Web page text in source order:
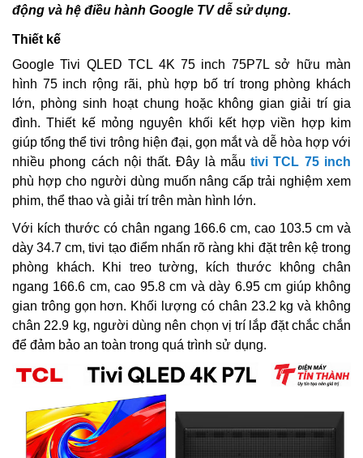
động và hệ điều hành Google TV dễ sử dụng.
Thiết kế
Google Tivi QLED TCL 4K 75 inch 75P7L sở hữu màn
hình 75 inch rộng rãi, phù hợp bố trí trong phòng khách
lớn, phòng sinh hoạt chung hoặc không gian giải trí gia
đình. Thiết kế mỏng nguyên khối kết hợp viền hợp kim
giúp tổng thể tivi trông hiện đại, gọn mắt và dễ hòa hợp với
nhiều phong cách nội thất. Đây là mẫutivi TCL 75 inch
phù hợp cho người dùng muốn nâng cấp trải nghiệm xem
phim, thể thao và giải trí trên màn hình lớn.
Với kích thước có chân ngang 166.6 cm, cao 103.5 cm và
dày 34.7 cm, tivi tạo điểm nhấn rõ ràng khi đặt trên kệ trong
phòng khách. Khi treo tường, kích thước không chân
ngang 166.6 cm, cao 95.8 cm và dày 6.95 cm giúp không
gian trông gọn hơn. Khối lượng có chân 23.2 kg và không
chân 22.9 kg, người dùng nên chọn vị trí lắp đặt chắc chắn
để đảm bảo an toàn trong quá trình sử dụng.